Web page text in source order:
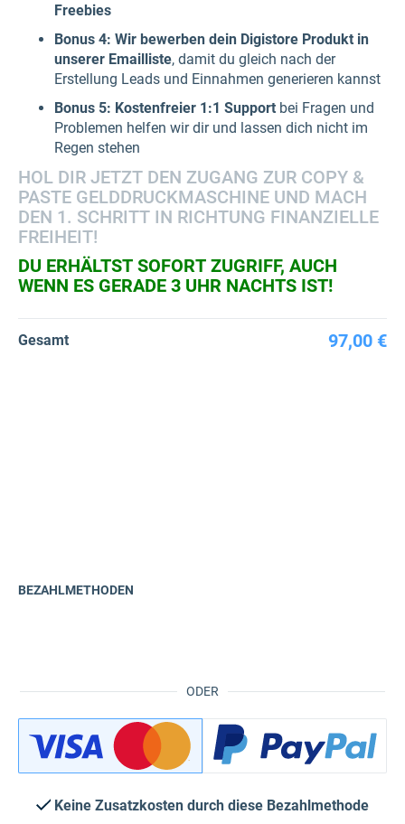
Freebies
Bonus 4: Wir bewerben dein Digistore Produkt in
unserer Emailliste, damit du gleich nach der
Erstellung Leads und Einnahmen generieren kannst
Bonus 5: Kostenfreier 1:1 Support bei Fragen und
Problemen helfen wir dir und lassen dich nicht im
Regen stehen
HOL DIR JETZT DEN ZUGANG ZUR COPY &
PASTE GELDDRUCKMASCHINE UND MACH
DEN 1. SCHRITT IN RICHTUNG FINANZIELLE
FREIHEIT!
DU ERHÄLTST SOFORT ZUGRIFF, AUCH
WENN ES GERADE 3 UHR NACHTS IST!
Gesamt 97,00 €
ODER
BEZAHLMETHODEN
Keine Zusatzkosten durch diese Bezahlmethode